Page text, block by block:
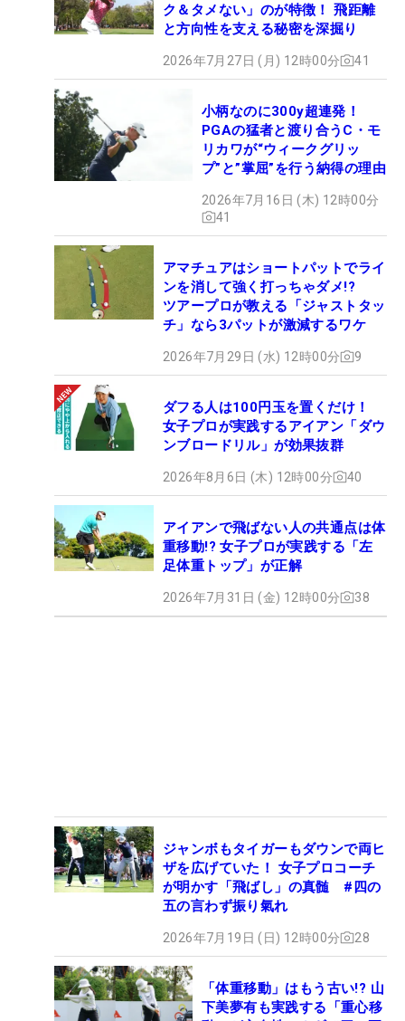
ク＆タメない」のが特徴！ 飛距離
と方向性を支える秘密を深掘り
2026年7月27日 (月) 12時00分 41
小柄なのに300y超連発！
PGAの猛者と渡り合うC・モ
リカワが“ウィークグリッ
プ”と”掌屈”を行う納得の理由
2026年7月16日 (木) 12時00分
41
アマチュアはショートパットでライ
ンを消して強く打っちゃダメ!?
ツアープロが教える「ジャストタッ
チ」なら3パットが激減するワケ
2026年7月29日 (水) 12時00分 9
ダフる人は100円玉を置くだけ！
女子プロが実践するアイアン「ダウ
ンブロードリル」が効果抜群
2026年8月6日 (木) 12時00分 40
アイアンで飛ばない人の共通点は体
重移動!? 女子プロが実践する「左
足体重トップ」が正解
2026年7月31日 (金) 12時00分 38
ジャンボもタイガーもダウンで両ヒ
ザを広げていた！ 女子プロコーチ
が明かす「飛ばし」の真髄 #四の
五の言わず振り氣れ
2026年7月19日 (日) 12時00分 28
「体重移動」はもう古い!? 山
下美夢有も実践する「重心移